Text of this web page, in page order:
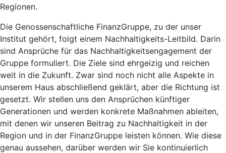
Regionen.
Die Genossenschaftliche FinanzGruppe, zu der unser
Institut gehört, folgt einem Nachhaltigkeits-Leitbild. Darin
sind Ansprüche für das Nachhaltigkeitsengagement der
Gruppe formuliert. Die Ziele sind ehrgeizig und reichen
weit in die Zukunft. Zwar sind noch nicht alle Aspekte in
unserem Haus abschließend geklärt, aber die Richtung ist
gesetzt. Wir stellen uns den Ansprüchen künftiger
Generationen und werden konkrete Maßnahmen ableiten,
mit denen wir unseren Beitrag zu Nachhaltigkeit in der
Region und in der FinanzGruppe leisten können. Wie diese
genau aussehen, darüber werden wir Sie kontinuierlich